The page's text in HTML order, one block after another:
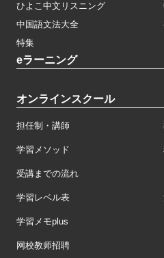
ひよこ中文リスニング
中国語文法大全
特集
eラーニング
オンラインスクール
担任制・講師
学習メソッド
受講までの流れ
学習レベル表
学習メモplus
网校教师招聘